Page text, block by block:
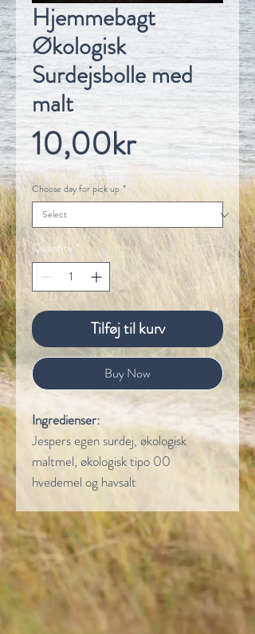
Hjemmebagt
Økologisk
Surdejsbolle med
malt
10,00krPrice
Choose day for pick up *
Quantity *
Tilføj til kurv
Buy Now
Ingredienser:
Jespers egen surdej, økologisk
maltmel, økologisk tipo 00
hvedemel og havsalt